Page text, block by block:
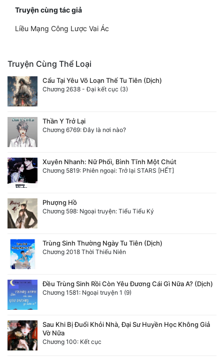
Truyện cùng tác giả
Liều Mạng Công Lược Vai Ác
Truyện Cùng Thể Loại
Cẩu Tại Yêu Võ Loạn Thế Tu Tiên (Dịch)
Chương 2638 - Đại kết cục (3)
Thần Y Trở Lại
Chương 6769: Đây là nơi nào?
Xuyên Nhanh: Nữ Phối, Bình Tĩnh Một Chút
Chương 5819: Phiên ngoại: Trở lại STARS [HẾT]
Phượng Hồ
Chương 598: Ngoại truyện: Tiểu Tiểu Ký
Trùng Sinh Thường Ngày Tu Tiên (Dịch)
Chương 2018 Thời Thiếu Niên
Đều Trùng Sinh Rồi Còn Yêu Đương Cái Gì Nữa A? (Dịch)
Chương 1581: Ngoại truyện 1 (9)
Sau Khi Bị Đuổi Khỏi Nhà, Đại Sư Huyền Học Không Giả
Vờ Nữa
Chương 100: Kết cục